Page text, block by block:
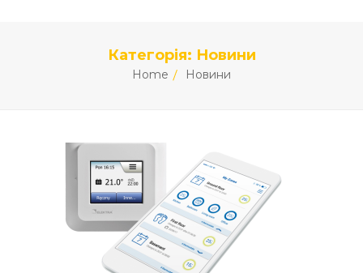
Категорія: Новини
Home Новини